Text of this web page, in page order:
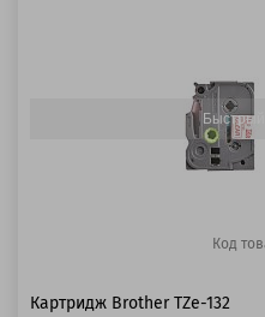
Код
Картридж Brother TZe-132